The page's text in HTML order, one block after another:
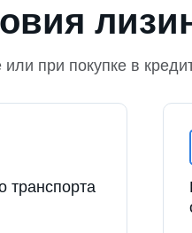
при покупке в
транспорта